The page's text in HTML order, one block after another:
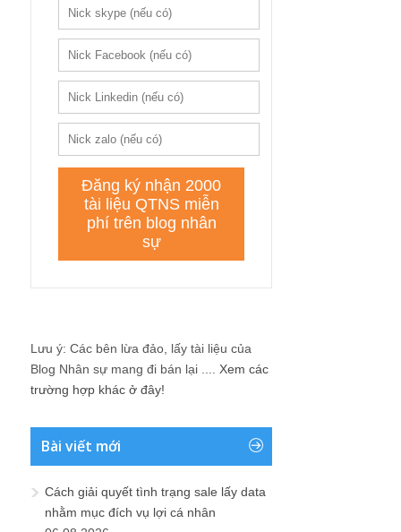
Lưu ý: Các bên lừa đảo, lấy tài liệu của
Blog Nhân sự mang đi bán lại .... Xem các
trường hợp khác ở đây!
Bài viết mới
Cách giải quyết tình trạng sale lấy data
nhằm mục đích vụ lợi cá nhân